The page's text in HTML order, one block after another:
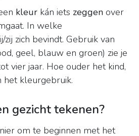
kleur kán iets zeggen over
In welke
zich bevindt. Gebruik van
geel, blauw en groen) zie je
vier jaar. Hoe ouder het kind,
het kleurgebruik.
gezicht tekenen?
om te beginnen met het